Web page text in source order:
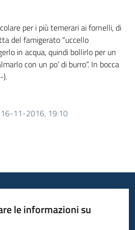
per i più temerari ai fornelli, di
del famigerato “uccello
in acqua, quindi bollirlo per un
con un po’ di burro”. In bocca
).
16-11-2016, 19:10
le informazioni su